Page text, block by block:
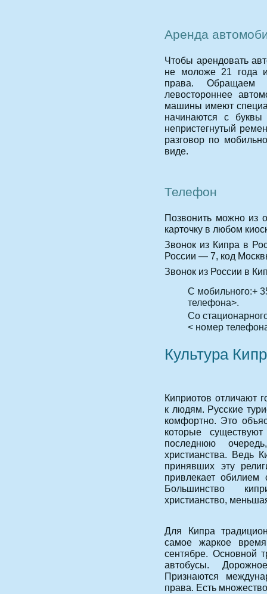
Аренда
Чтобы арендовать
не моложе 21 года
права.
левостороннее
машины имеют
начинаются с
непристегнутый
разговор по
виде.
Телефон
Позвонить можно из
карточку в любом
Звонок из Кипра в
России — 7, код
Звонок из России в
C мобильного:+
телефона>.
Со
< номер
Культура
Киприотов отличают
к людям. Русские
комфортно. Это
которые
последнюю
христианства. Ведь
принявших эту
привлекает обилием
Большинство
христианство,
Для Кипра
самое жаркое
сентябре. Основной
автобусы.
Признаются
права. Есть